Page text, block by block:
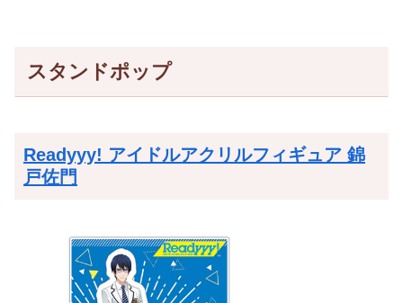
スタンドポップ
Readyyy! アイドルアクリルフィギュア 錦
戸佐門